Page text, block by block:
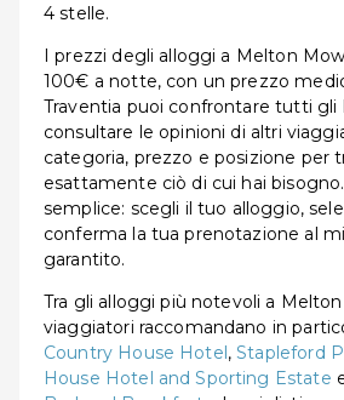
4 stelle.
I prezzi degli alloggi a Melton
100€ a notte, con un prezzo
Traventia puoi confrontare tutti gli
consultare le opinioni di altri
categoria, prezzo e posizione per
esattamente ciò di cui hai
semplice: scegli il tuo alloggio,
conferma la tua prenotazione al
garantito.
Tra gli alloggi più notevoli a
viaggiatori raccomandano in
Country House Hotel,Stapleford
House Hotel and Sporting Estate